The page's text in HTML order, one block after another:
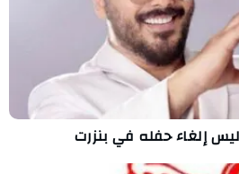
إلغاء حفله في بنزرت